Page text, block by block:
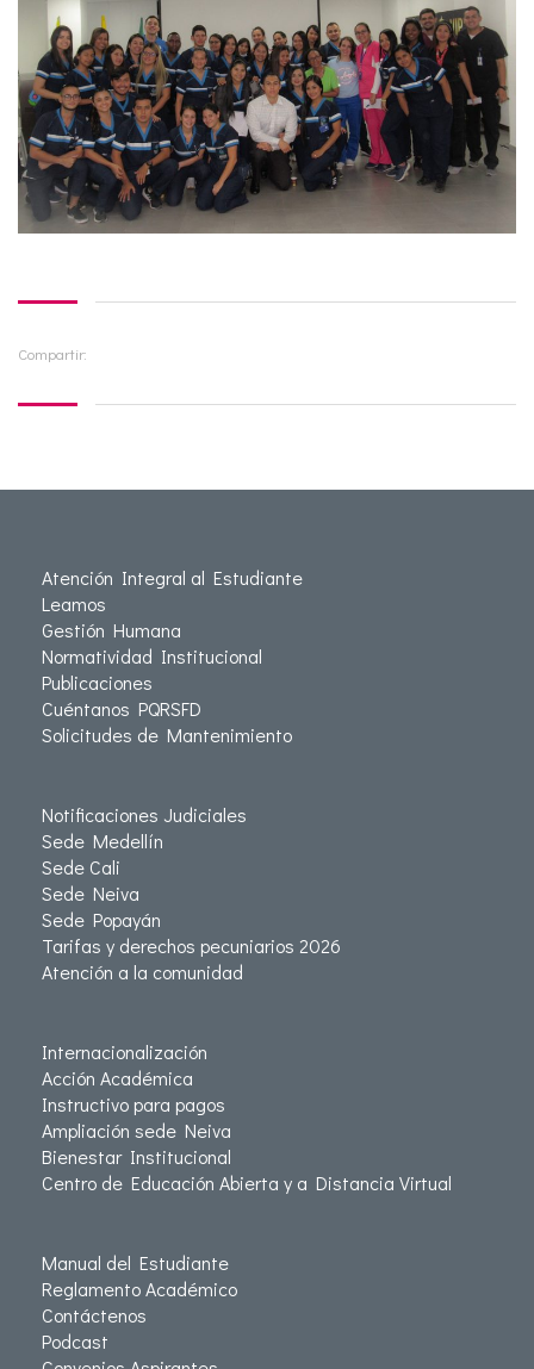
Compartir:
Atención Integral al Estudiante
Leamos
Gestión Humana
Normatividad Institucional
Publicaciones
Cuéntanos PQRSFD
Solicitudes de Mantenimiento
Notificaciones Judiciales
Sede Medellín
Sede Cali
Sede Neiva
Sede Popayán
Tarifas y derechos pecuniarios 2026
Atención a la comunidad
Internacionalización
Acción Académica
Instructivo para pagos
Ampliación sede Neiva
Bienestar Institucional
Centro de Educación Abierta y a Distancia Virtual
Manual del Estudiante
Reglamento Académico
Contáctenos
Podcast